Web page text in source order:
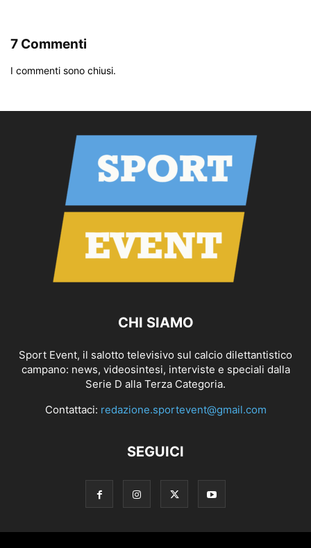
7 Commenti
I commenti sono chiusi.
CHI SIAMO
Sport Event, il salotto televisivo sul calcio dilettantistico
campano: news, videosintesi, interviste e speciali dalla
Serie D alla Terza Categoria.
Contattaci: redazione.sportevent@gmail.com
SEGUICI